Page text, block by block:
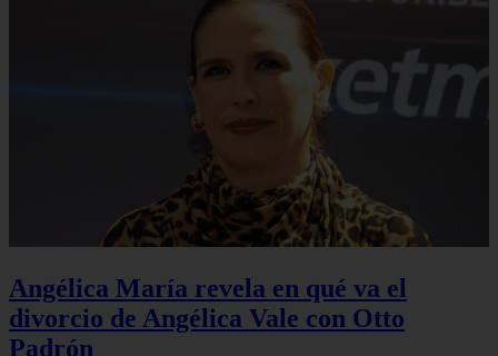
Angélica María revela en qué va el
divorcio de Angélica Vale con Otto
Padrón